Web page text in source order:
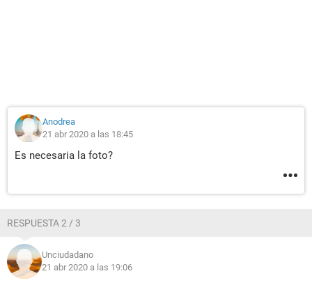
Anodrea
21 abr 2020 a las 18:45
Es necesaria la foto?
RESPUESTA 2 / 3
Unciudadano
21 abr 2020 a las 19:06